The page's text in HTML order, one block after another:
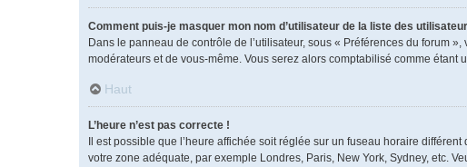
Comment puis-je masquer mon nom d’utilisateur de la liste des
Dans le panneau de contrôle de l’utilisateur, sous « Préférences du forum
modérateurs et de vous-même. Vous serez alors comptabilisé comme étant
Haut
L’heure n’est pas correcte !
Il est possible que l’heure affichée soit réglée sur un fuseau horaire
votre zone adéquate, par exemple Londres, Paris, New York, Sydney, etc.